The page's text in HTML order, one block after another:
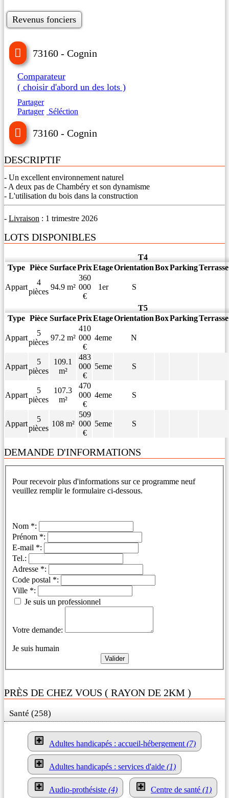
Revenus fonciers
73160 - Cognin
Comparateur
( choisir d'abord un des lots )
Partager
Partager Séléction
73160 - Cognin
DESCRIPTIF
- Un excellent environnement naturel
- A deux pas de Chambéry et son dynamisme
- L'utilisation du bois dans la construction
- Livraison : 1 trimestre 2026
LOTS DISPONIBLES
T4
Type Pièce SurfacePrixEtageOrientationBoxParkingTerrasse
Appart
4
pièces
94.9 m²
360
000
€
1er S
T5
Type Pièce SurfacePrixEtageOrientationBoxParkingTerrasse
Appart
5
pièces
97.2 m²
410
000
€
4eme N
Appart
5
pièces
109.1
m²
483
000
€
5eme S
Appart
5
pièces
107.3
m²
470
000
€
4eme S
Appart
5
pièces
108 m²
509
000
€
5eme S
DEMANDE D'INFORMATIONS
Pour recevoir plus d'informations sur ce programme neuf
veuillez remplir le formulaire ci-dessous.
Nom *:
Prénom *:
E-mail *:
Tel.:
Adresse *:
Code postal *:
Ville *:
Je suis un professionnel
Votre demande:
Je suis humain
PRÈS DE CHEZ VOUS ( RAYON DE 2KM )
Santé (258)
Adultes handicapés : accueil-hébergement(7)
Adultes handicapés : services d'aide (1)
Audio-prothésiste (4) Centre de santé (1)